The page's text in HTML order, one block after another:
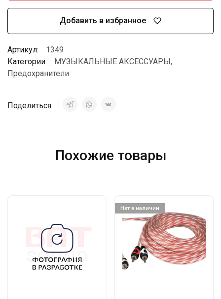
Добавить в избранное
Артикул:
1349
Категории:
МУЗЫКАЛЬНЫЕ АКСЕССУАРЫ,
Предохранители
Поделиться:
Похожие товары
Нет в наличии